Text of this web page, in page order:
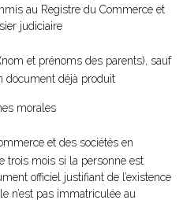
au Registre du Commerce et
judiciaire
et prénoms des parents), sauf
document déjà produit
morales
et des sociétés en
trois mois si la personne est
officiel justifiant de l’existence
n’est pas immatriculée au